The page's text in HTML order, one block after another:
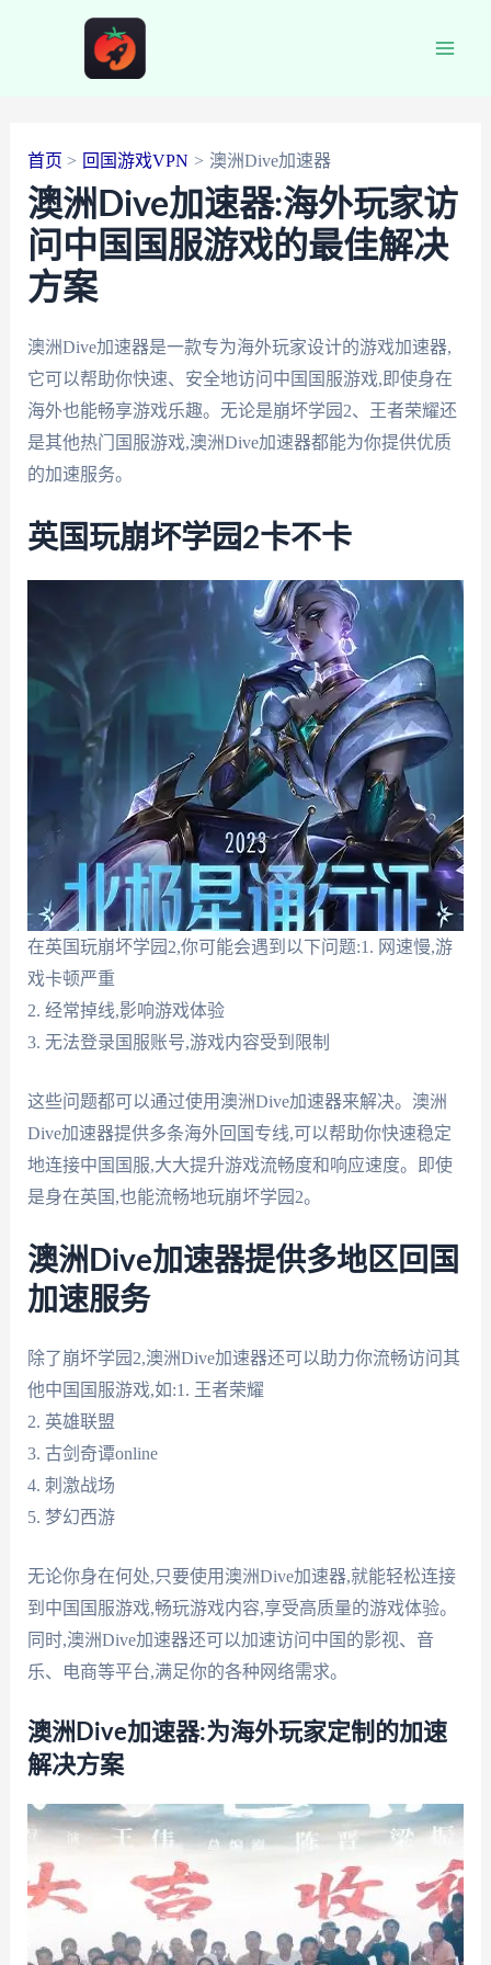
首页 回国游戏VPN 澳洲Dive加速器
澳洲Dive加速器:海外玩家访
问中国国服游戏的最佳解决
方案
澳洲Dive加速器是一款专为海外玩家设计的游戏加速器,
它可以帮助你快速、安全地访问中国国服游戏,即使身在
海外也能畅享游戏乐趣。无论是崩坏学园2、王者荣耀还
是其他热门国服游戏,澳洲Dive加速器都能为你提供优质
的加速服务。
英国玩崩坏学园2卡不卡
在英国玩崩坏学园2,你可能会遇到以下问题:1. 网速慢,游
戏卡顿严重
2. 经常掉线,影响游戏体验
3. 无法登录国服账号,游戏内容受到限制
这些问题都可以通过使用澳洲Dive加速器来解决。澳洲
Dive加速器提供多条海外回国专线,可以帮助你快速稳定
地连接中国国服,大大提升游戏流畅度和响应速度。即使
是身在英国,也能流畅地玩崩坏学园2。
澳洲Dive加速器提供多地区回国
加速服务
除了崩坏学园2,澳洲Dive加速器还可以助力你流畅访问其
他中国国服游戏,如:1. 王者荣耀
2. 英雄联盟
3. 古剑奇谭online
4. 刺激战场
5. 梦幻西游
无论你身在何处,只要使用澳洲Dive加速器,就能轻松连接
到中国国服游戏,畅玩游戏内容,享受高质量的游戏体验。
同时,澳洲Dive加速器还可以加速访问中国的影视、音
乐、电商等平台,满足你的各种网络需求。
澳洲Dive加速器:为海外玩家定制的加速
解决方案